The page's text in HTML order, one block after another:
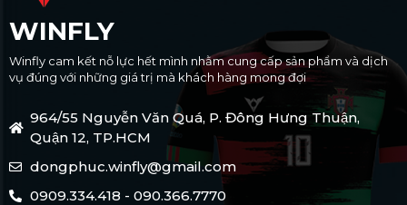
WINFLY
Winfly cam kết nỗ lực hết mình nhằm cung cấp sản phẩm và dịch
vụ đúng với những giá trị mà khách hàng mong đợi
964/55 Nguyễn Văn Quá, P. Đông Hưng Thuận,
Quận 12, TP.HCM
dongphuc.winfly@gmail.com
0909.334.418 - 090.366.7770